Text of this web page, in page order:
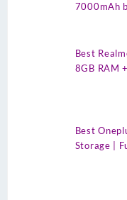
7000mAh
Best
8GB RAM
Best
Storage |